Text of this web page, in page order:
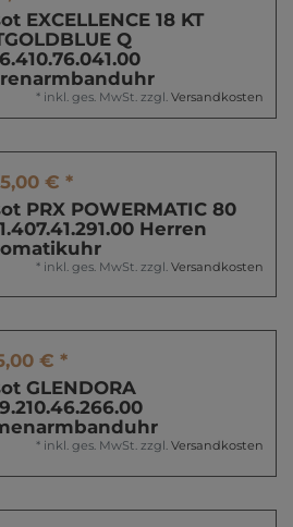
EXCELLENCE 18 KT
Q
* inkl. ges. MwSt. zzgl. Versandkosten
€ *
PRX POWERMATIC 80
Herren
* inkl. ges. MwSt. zzgl. Versandkosten
€ *
GLENDORA
* inkl. ges. MwSt. zzgl. Versandkosten